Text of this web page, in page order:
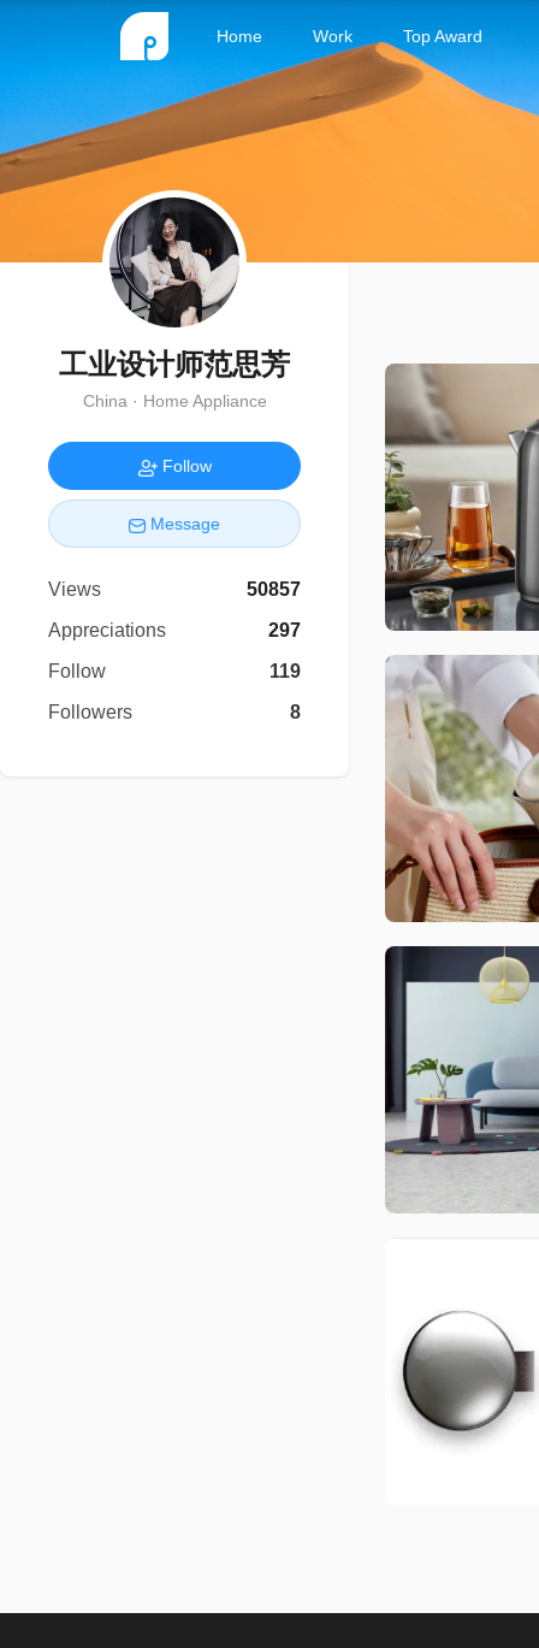
Home Work Top Award
工业设计师范思芳
China · Home Appliance
Follow
Message
Views
50857
Appreciations
297
Follow
119
Followers
8